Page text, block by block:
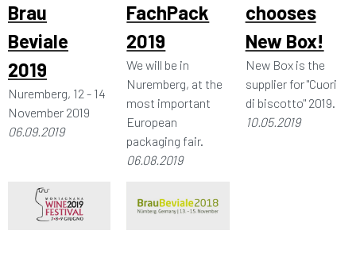
Brau
Beviale
2019
Nuremberg, 12 - 14
November 2019
06.09.2019
FachPack
2019
We will be in
Nuremberg, at the
most important
European
packaging fair.
06.08.2019
chooses
New Box!
New Box is the
supplier for "Cuori
di biscotto" 2019.
10.05.2019